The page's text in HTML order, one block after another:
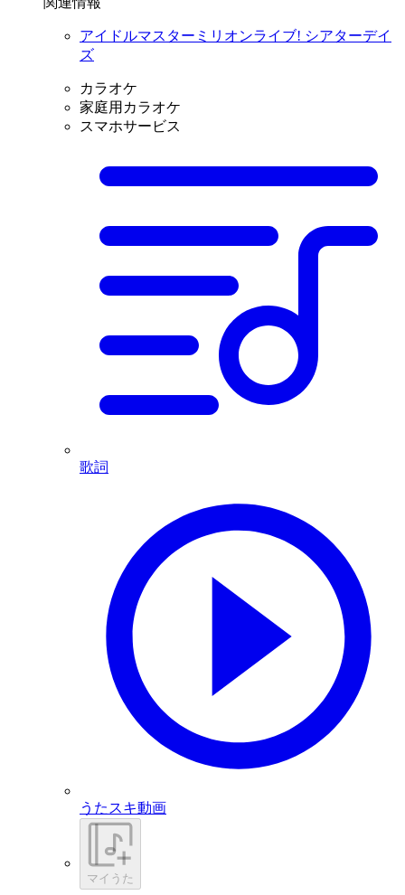
アイドルマスターミリオンライブ! シアターデイ
ズ
カラオケ
家庭用カラオケ
スマホサービス
歌詞
うたスキ動画
マイうた